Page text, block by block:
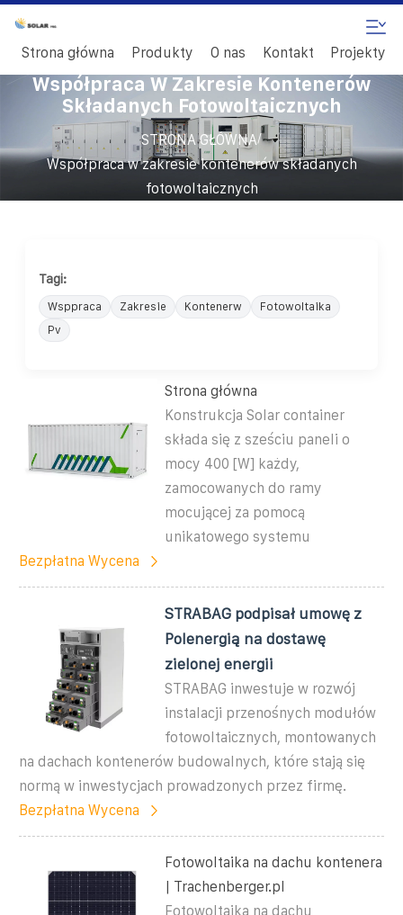
Strona główna Produkty O nas Kontakt Projekty
Współpraca W Zakresie Kontenerów
Składanych Fotowoltaicznych
STRONA GŁÓWNA/
Współpraca w zakresie kontenerów składanych
fotowoltaicznych
Tagi:
Wsppraca Zakresie Kontenerw
Fotowoltaika
Pv
Strona główna
Konstrukcja Solar container
składa się z sześciu paneli o
mocy 400 [W] każdy,
zamocowanych do ramy
mocującej za pomocą
unikatowego systemu
Bezpłatna Wycena
STRABAG podpisał umowę z
Polenergią na dostawę
zielonej energii
STRABAG inwestuje w rozwój
instalacji przenośnych modułów
fotowoltaicznych, montowanych
na dachach kontenerów budowalnych, które stają się
normą w inwestycjach prowadzonych przez firmę.
Bezpłatna Wycena
Fotowoltaika na dachu kontenera
| Trachenberger.pl
Fotowoltaika na dachu